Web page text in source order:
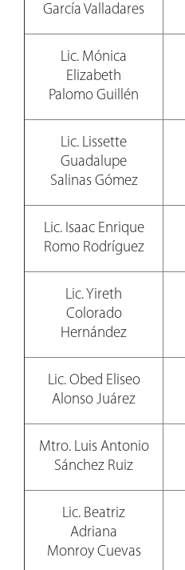
García Valladares
Lic. Mónica
Elizabeth
Palomo Guillén
Lic. Lissette
Guadalupe
Salinas Gómez
Lic. Isaac Enrique
Romo Rodríguez
Lic. Yireth
Colorado
Hernández
Lic. Obed Eliseo
Alonso Juárez
Mtro. Luis Antonio
Sánchez Ruiz
Lic. Beatriz
Adriana
Monroy Cuevas